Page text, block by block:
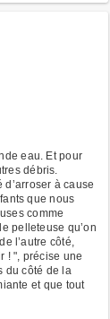
eau. Et pour
débris.
à cause
que nous
comme
pelleteuse qu’on
l’autre côté,
! ", précise une
du côté de la
et que tout